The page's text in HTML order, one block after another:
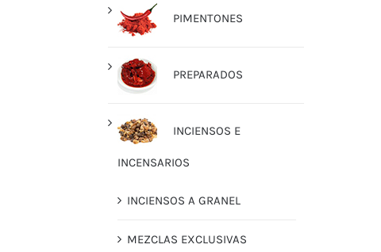
PIMENTONES
PREPARADOS
INCIENSOS E
INCENSARIOS
INCIENSOS A GRANEL
MEZCLAS EXCLUSIVAS